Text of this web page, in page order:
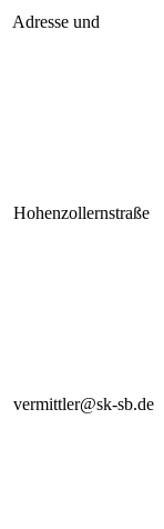
Adresse und
Hohenzollernstraße
vermittler@sk-sb.de